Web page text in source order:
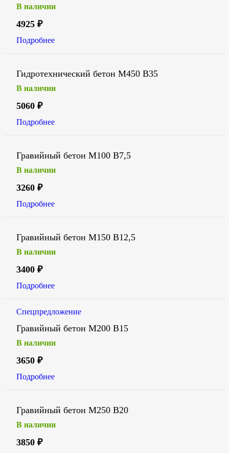
В наличии
4925 ₽
Подробнее
Гидротехнический бетон М450 В35
В наличии
5060 ₽
Подробнее
Гравийный бетон М100 В7,5
В наличии
3260 ₽
Подробнее
Гравийный бетон М150 В12,5
В наличии
3400 ₽
Подробнее
Спецпредложение
Гравийный бетон М200 В15
В наличии
3650 ₽
Подробнее
Гравийный бетон М250 В20
В наличии
3850 ₽